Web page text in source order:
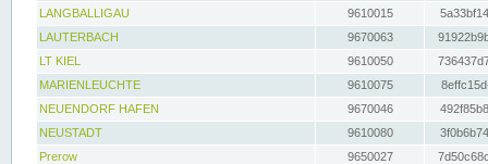
LANGBALLIGAU
9610015
LAUTERBACH
9670063
LT KIEL
9610050
MARIENLEUCHTE
9610075
NEUENDORF HAFEN
9670046
NEUSTADT
9610080
Prerow
9650027